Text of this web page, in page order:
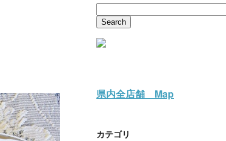
県内全店舗 Map
カテゴリ